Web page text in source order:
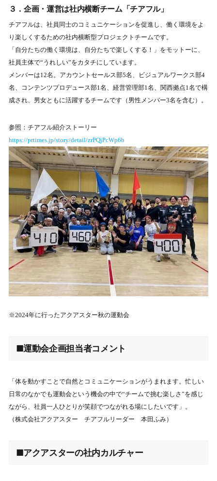
３．企画・運営は社内横断チーム「チアフル」
チアフルは、社員同士のコミュニケーションを促進し、働く環境をよ
り楽しくするための社内横断型プロジェクトチームです。
「自分たちの働く環境は、自分たちで楽しくする！」をモットーに、
社員主体で“うれしい”をカタチにしています。
メンバーは12名。アカウントセールス部5名、ビジュアルワークス部4
名、コンテンツプロデュース部1名、経営管理部1名、関西拠点1名で構
成され、男女ともに活躍するチームです（男性メンバー3名を含む）。
参照：チアフル紹介ストーリー
https://prtimes.jp/story/detail/zrPQjPcWp6b
※2024年に行ったアクアスター秋の運動会
■運動会企画担当者コメント
「体を動かすことで自然とコミュニケーションがうまれます。忙しい
日常のなかでも運動会という機会の中で“チームで挑む楽しさ”を感じ
ながら、社員一人ひとりが笑顔でつながれる場にしたいです」。
（株式会社アクアスター チアフルリーダー 本田ふみ）
■アクアスターの社内カルチャー